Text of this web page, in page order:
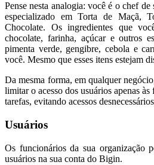
Pense nesta analogia: você é o chef
especializado em Torta de Maçã,
Chocolate. Os ingredientes que
chocolate, farinha, açúcar e outros
pimenta verde, gengibre, cebola e
você. Mesmo que esses itens estejam
Da mesma forma, em qualquer
limitar o acesso dos usuários apenas às
tarefas, evitando acessos
Usuários
Os funcionários da sua organização
usuários na sua conta do Bigin.